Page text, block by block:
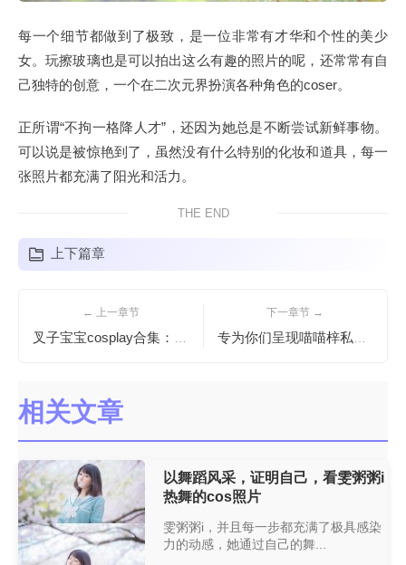
每一个细节都做到了极致，是一位非常有才华和个性的美少
女。玩擦玻璃也是可以拍出这么有趣的照片的呢，还常常有自
己独特的创意，一个在二次元界扮演各种角色的coser。
正所谓“不拘一格降人才”，还因为她总是不断尝试新鲜事物。
可以说是被惊艳到了，虽然没有什么特别的化妆和道具，每一
张照片都充满了阳光和活力。
THE END
上下篇章
← 上一章节 下一章节 →
相关文章
以舞蹈风采，证明自己，看雯粥粥i
热舞的cos照片
雯粥粥i，并且每一步都充满了极具感染
力的动感，她通过自己的舞...